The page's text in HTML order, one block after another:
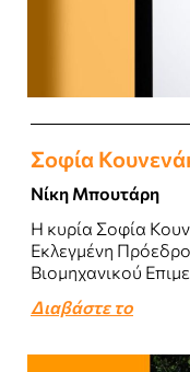
Σοφία
Νίκη Μπουτάρη
Η κυρία Σοφία
Εκλεγμένη
Βιομηχανικού
Ελληνίδων
Διαβάστε το